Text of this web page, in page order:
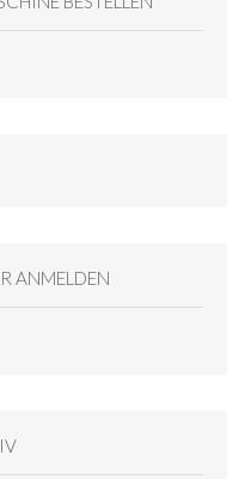
ANMELDEN